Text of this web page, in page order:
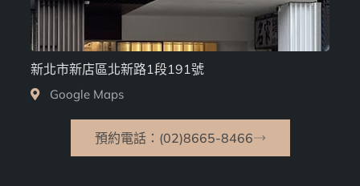
新北市新店區北新路1段191號
Google Maps
預約電話：(02)8665-8466